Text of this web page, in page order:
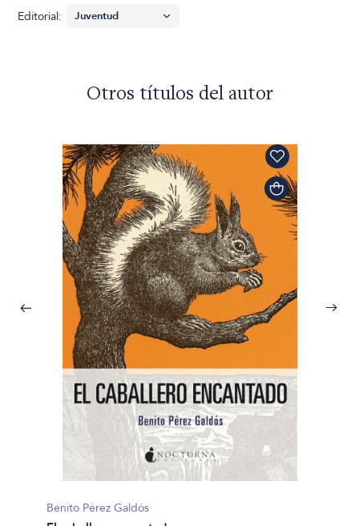
Editorial:
Otros títulos del autor
Benito Pérez Galdós